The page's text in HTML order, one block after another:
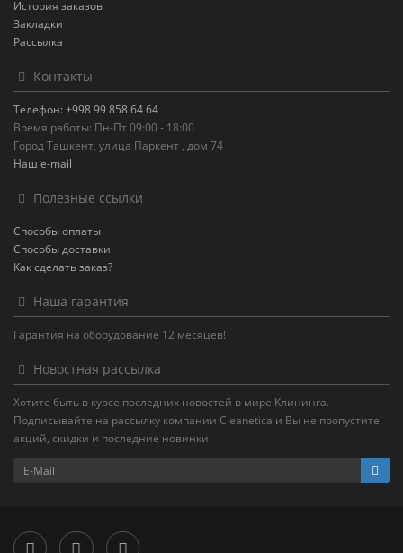
История заказов
Закладки
Рассылка
Контакты
Телефон: +998 99 858 64 64
Время работы: Пн-Пт 09:00 - 18:00
Город Ташкент, улица Паркент , дом 74
Наш e-mail
Полезные ссылки
Способы оплаты
Способы доставки
Как сделать заказ?
Наша гарантия
Гарантия на оборудование 12 месяцев!
Новостная рассылка
Хотите быть в курсе последних новостей в мире Клининга.
Подписывайте на рассылку компании Cleanetica и Вы не пропустите
акций, скидки и последние новинки!